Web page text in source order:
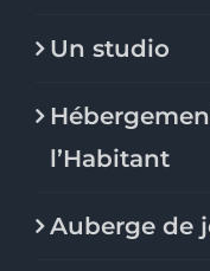
Un studio
l’Habitant
Auberge de